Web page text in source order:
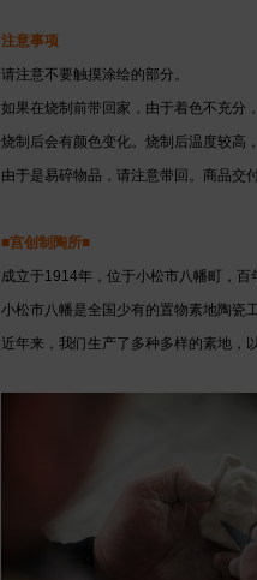
注意事项
请注意不要触摸涂绘的部分。
如果在烧制前带回家，由于着色不充分
烧制后会有颜色变化。烧制后温度较高
由于是易碎物品，请注意带回。商品交
■宫创制陶所■
成立于1914年，位于小松市八幡町，
小松市八幡是全国少有的置物素地陶瓷
近年来，我们生产了多种多样的素地，